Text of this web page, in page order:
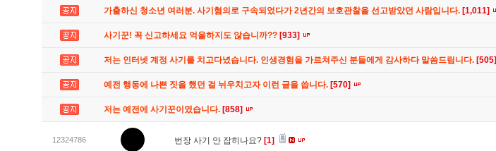
가출하신 청소년 여러분. 사기혐의로 구속되었다가 2년간의 보호관찰을 선고받았던 사람입니다. [1,011]
사기꾼! 꼭 신고하세요 억울하지도 않습니까?? [933]
저는 인터넷 계정 사기를 치고다녔습니다. 인생경험을 가르쳐주신 분들에게 감사하다 말씀드립니다. [505]
예전 행동에 나쁜 짓을 했던 걸 뉘우치고자 이런 글을 씁니다. [570]
저는 예전에 사기꾼이였습니다. [858]
12324786 번장 사기 안 잡히나요? [1]